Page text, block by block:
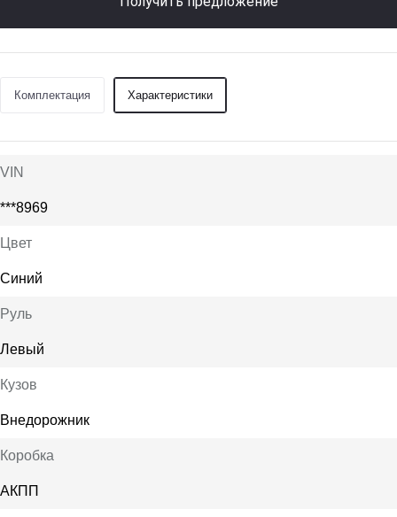
Комплектация Характеристики
VIN
***8969
Цвет
Синий
Руль
Левый
Кузов
Внедорожник
Коробка
АКПП